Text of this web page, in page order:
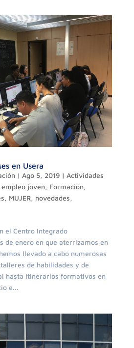
en Usera
| Ago 5, 2019| Actividades
empleo joven, Formación,
, MUJER, novedades,
el Centro Integrado
de enero en que aterrizamos en
llevado a cabo numerosas
de habilidades y de
hasta itinerarios formativos en
e...